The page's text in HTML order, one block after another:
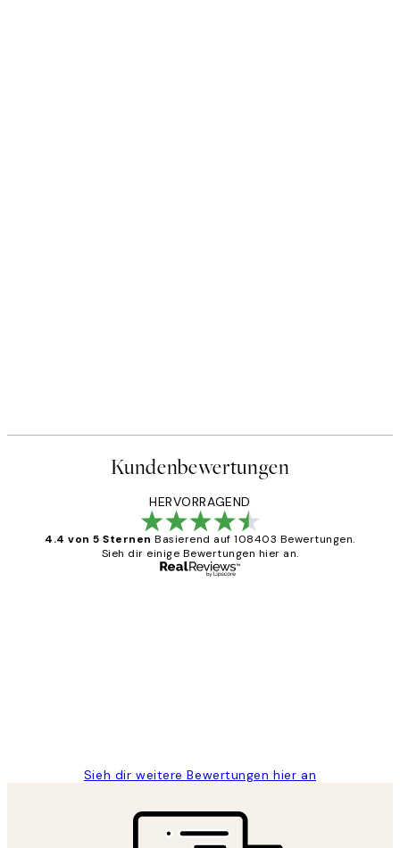
Kundenbewertungen
HERVORRAGEND
4.4 von 5 Sternen Basierend auf 108403 Bewertungen.
Sieh dir einige Bewertungen hier an.
Sieh dir weitere Bewertungen hier an